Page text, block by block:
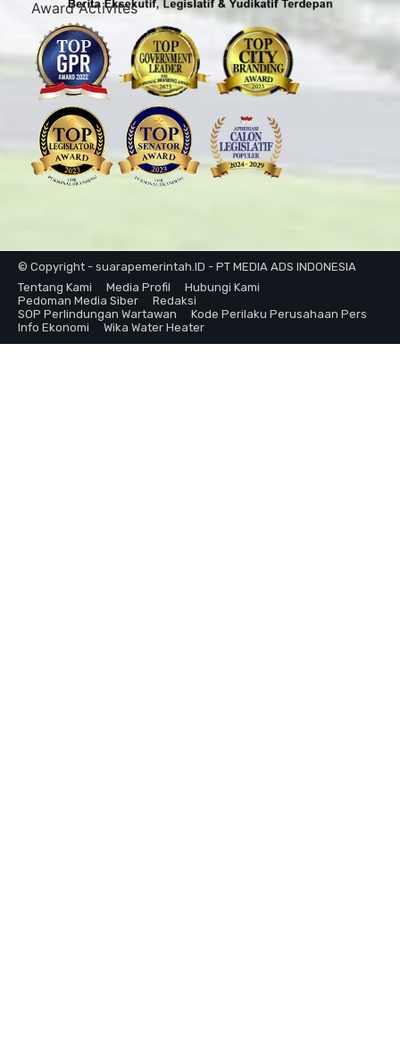
Award Activites
© Copyright - suarapemerintah.ID - PT MEDIA ADS INDONESIA
Tentang Kami
Media Profil
Hubungi Kami
Pedoman Media Siber
Redaksi
SOP Perlindungan Wartawan
Kode Perilaku Perusahaan Pers
Info Ekonomi
Wika Water Heater